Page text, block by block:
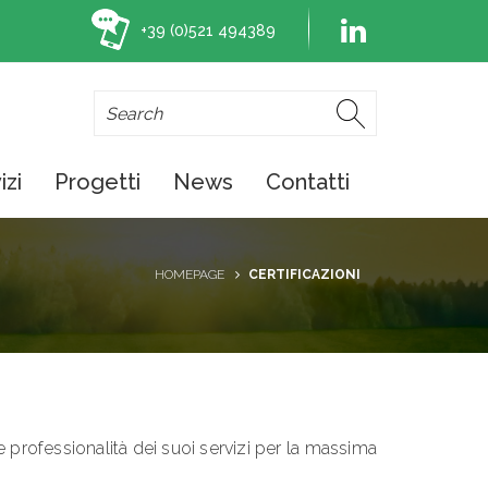
+39 (0)521 494389
Progetti News Contatti
HOMEPAGE CERTIFICAZIONI
professionalità dei suoi servizi per la massima